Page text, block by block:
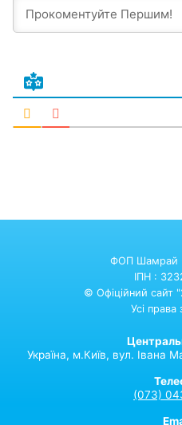
ФОП Шамрай
ІПН :
© Офіційний сайт
Усі права
Україна, м.Київ, вул. Івана
(073)